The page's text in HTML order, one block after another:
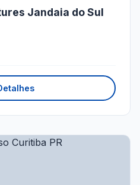
Jandaia do Sul